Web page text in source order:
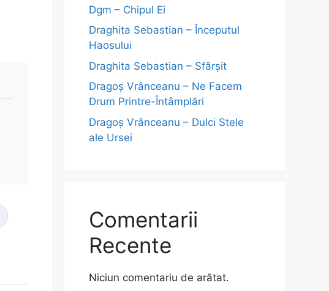
Dgm – Chipul Ei
Draghita Sebastian – Începutul
Haosului
Draghita Sebastian – Sfârșit
Dragoş Vrânceanu – Ne Facem
Drum Printre-Întâmplări
Dragoş Vrânceanu – Dulci Stele
ale Ursei
Comentarii
Recente
Niciun comentariu de arătat.